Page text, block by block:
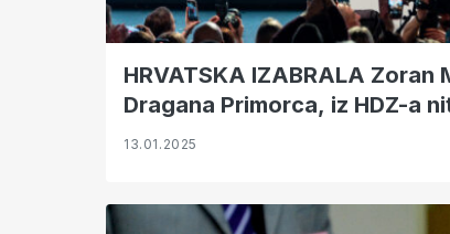
HRVATSKA IZABRALA Zoran
Dragana Primorca, iz HDZ-a
13.01.2025